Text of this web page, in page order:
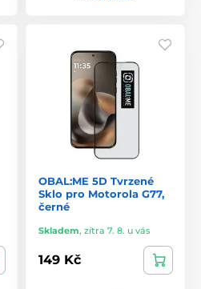
OBAL:ME 5D Tvrzené
Sklo pro Motorola G77,
černé
Skladem, zítra 7. 8. u vás
149 Kč